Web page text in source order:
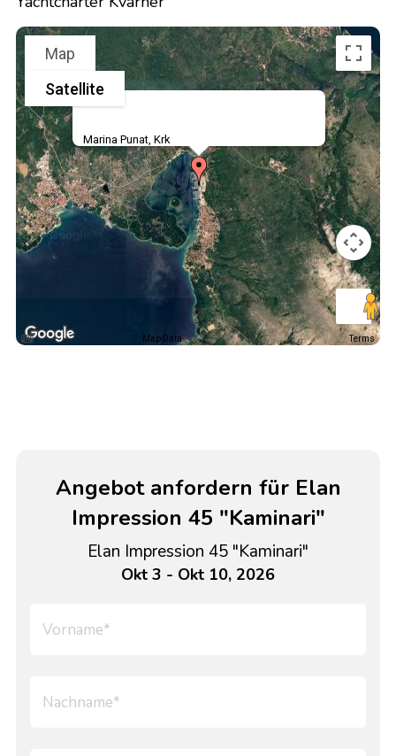
Marina Punat, Krk
Map
Satellite
Map Data Terms
Angebot anfordern für Elan
Impression 45 "Kaminari"
Elan Impression 45 "Kaminari"
Okt 3 - Okt 10, 2026